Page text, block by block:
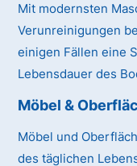
Mit modernsten
Verunreinigungen
einigen Fällen eine
Lebensdauer des
Möbel &
Möbel und
des täglichen